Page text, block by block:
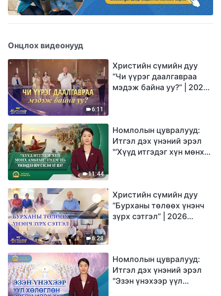
Онцлох видеонууд
6:11
Христийн сүмийн дуу
“Чи үүрэг даалгавраа
мэдэж байна уу?” | 2026
11:44
Номлолын цувралууд:
Итгэл дэх үнэний эрэл
"‘Хүүд итгэдэг хүн мөнх
6:28
Христийн сүмийн дуу
“Бурханы төлөөх үнэнч
зүрх сэтгэл” | 2026
Номлолын цувралууд:
Итгэл дэх үнэний эрэл
"Эзэн үнэхээр үүл